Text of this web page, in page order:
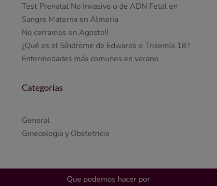
Test Prenatal No Invasivo o de ADN Fetal en
Sangre Materna en Almeria
No cerramos en Agosto!!
¿Qué es el Síndrome de Edwards o Trisomía 18?
Enfermedades más comunes en verano
Categorías
General
Ginecologia y Obstetricia
Que podemos hacer por